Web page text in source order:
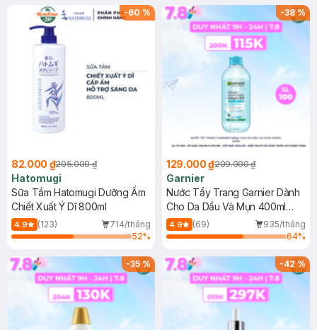
(SL có hạn)
-60 %
82.000 ₫205.000 ₫
Hatomugi
Sữa Tắm Hatomugi Dưỡng Ẩm
Chiết Xuất Ý Dĩ 800ml
4.9 (123)
714/tháng
52%
-38%
129.000 ₫209.000 ₫
Garnier
Nước Tẩy Trang Garnier Dành
Cho Da Dầu Và Mụn 400ml
(Mới)
4.9 (69)
935/tháng
64%
-35% -42%